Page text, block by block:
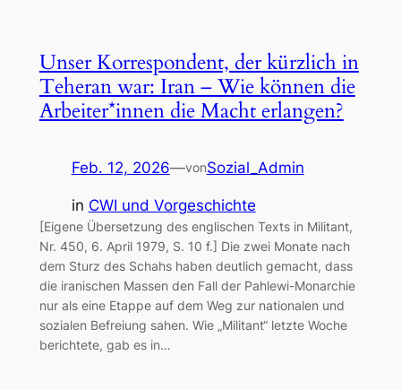
Unser Korrespondent, der kürzlich in
Teheran war: Iran – Wie können die
Arbeiter*innen die Macht erlangen?
Feb. 12, 2026—vonSozial_Admin
in CWI und Vorgeschichte
[Eigene Übersetzung des englischen Texts in Militant,
Nr. 450, 6. April 1979, S. 10 f.] Die zwei Monate nach
dem Sturz des Schahs haben deutlich gemacht, dass
die iranischen Massen den Fall der Pahlewi-Monarchie
nur als eine Etappe auf dem Weg zur nationalen und
sozialen Befreiung sahen. Wie „Militant“ letzte Woche
berichtete, gab es in…